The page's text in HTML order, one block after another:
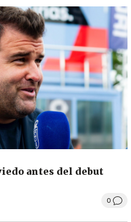
antes del debut
0